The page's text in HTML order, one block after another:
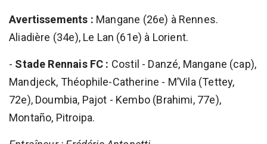
Avertissements : Mangane (26e) à Rennes.
Aliadière (34e), Le Lan (61e) à Lorient.
- Stade Rennais FC : Costil - Danzé, Mangane (cap),
Mandjeck, Théophile-Catherine - M’Vila (Tettey,
72e), Doumbia, Pajot - Kembo (Brahimi, 77e),
Montaño, Pitroipa.